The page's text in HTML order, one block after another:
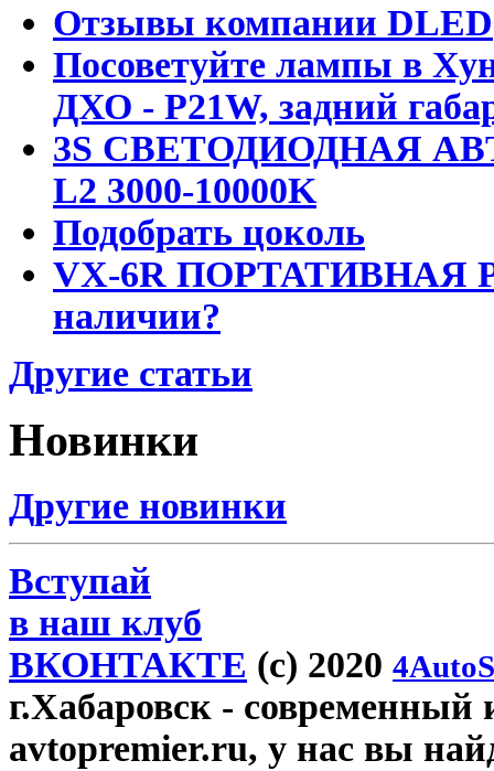
Отзывы компании DLED
Посоветуйте лампы в
ДХО - P21W, задний
3S СВЕТОДИОДНАЯ
L2 3000-10000K
Подобрать цоколь
VX-6R ПОРТАТИВНАЯ
наличии?
Другие статьи
Новинки
Другие новинки
Вступай
в наш клуб
ВКОНТАКТЕ (c) 2020
г.Хабаровск - современный
avtopremier.ru, у нас вы